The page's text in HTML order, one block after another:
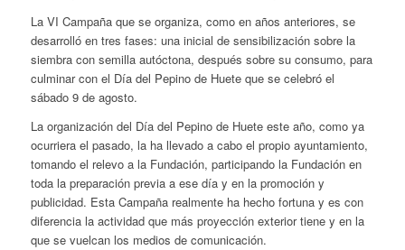
La VI Campaña que se organiza, como en años anteriores, se
desarrolló en tres fases: una inicial de sensibilización sobre la
siembra con semilla autóctona, después sobre su consumo, para
culminar con el Día del Pepino de Huete que se celebró el
sábado 9 de agosto.
La organización del Día del Pepino de Huete este año, como ya
ocurriera el pasado, la ha llevado a cabo el propio ayuntamiento,
tomando el relevo a la Fundación, participando la Fundación en
toda la preparación previa a ese día y en la promoción y
publicidad. Esta Campaña realmente ha hecho fortuna y es con
diferencia la actividad que más proyección exterior tiene y en la
que se vuelcan los medios de comunicación.